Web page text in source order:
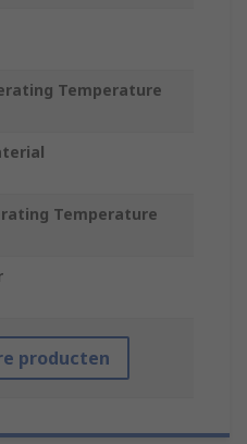
Temperature
Temperature
producten